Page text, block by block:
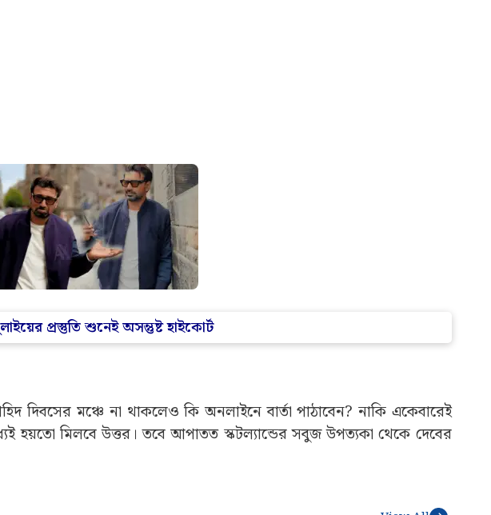
প্রস্তুতি শুনেই অসন্তুষ্ট হাইকোর্ট
দিবসের মঞ্চে না থাকলেও কি অনলাইনে বার্তা পাঠাবেন? নাকি একেবারেই
হয়তো মিলবে উত্তর। তবে আপাতত স্কটল্যান্ডের সবুজ উপত্যকা থেকে দেবের